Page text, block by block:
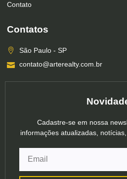
Contato
Contatos
São Paulo - SP
contato@arterealty.com.br
Cadastre-se em nossa
informações atualizadas,